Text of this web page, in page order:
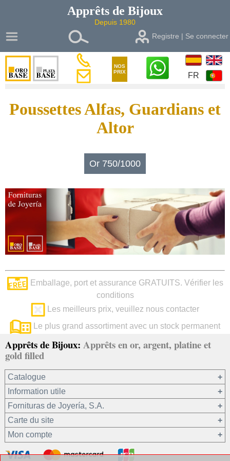
Apprêts de Bijoux
Depuis 1980
Registre | Se connecter
NOS
PRIX
FR
Poussettes Alfas, Guardians et
Altor
Or 750/1000
Emballage, port et assurance GRATUITS. Vérifier les
conditions
Les meilleurs prix, veuillez nous contacter
Le plus grand assortiment avec un stock permanent
Apprêts de Bijoux: Apprêts en or, argent, platine et
gold filled
Catalogue
Or 750/1000
Or 375/1000
Platine 950/1000
Argent 925
Gold filled 14/20
Information utile
Fornituras de Joyería, S.A.
Notre société
Conditions générales de vente
Confidentialité de vos données
Carte du site
Mon compte
Registre / Se connecter